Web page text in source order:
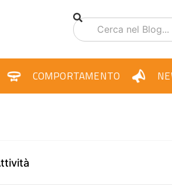
COMPORTAMENTO